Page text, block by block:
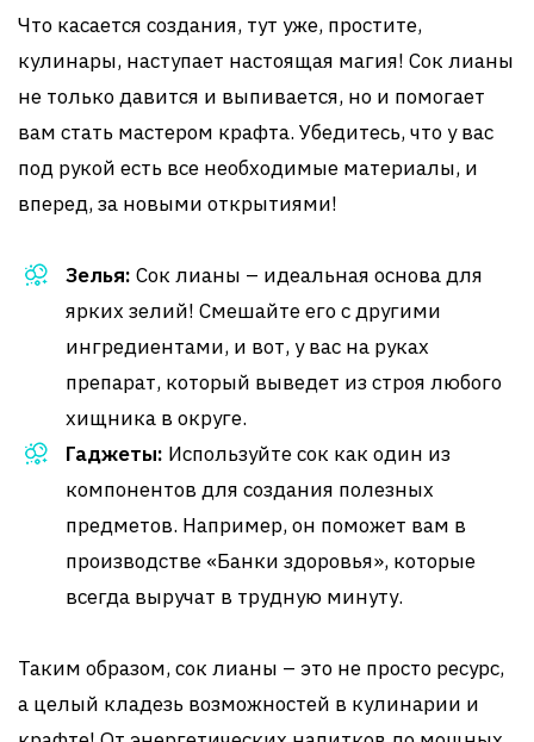
Что касается создания, тут уже, простите,
кулинары, наступает настоящая магия! Сок лианы
не только давится и выпивается, но и помогает
вам стать мастером крафта. Убедитесь, что у вас
под рукой есть все необходимые материалы, и
вперед, за новыми открытиями!
Зелья: Сок лианы – идеальная основа для
ярких зелий! Смешайте его с другими
ингредиентами, и вот, у вас на руках
препарат, который выведет из строя любого
хищника в округе.
Гаджеты: Используйте сок как один из
компонентов для создания полезных
предметов. Например, он поможет вам в
производстве «Банки здоровья», которые
всегда выручат в трудную минуту.
Таким образом, сок лианы – это не просто ресурс,
а целый кладезь возможностей в кулинарии и